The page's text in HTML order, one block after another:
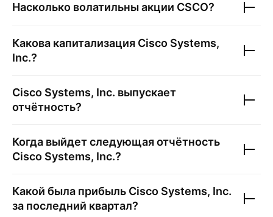
Насколько волатильны акции CSCO?
Какова капитализация Cisco Systems,
Inc.?
Cisco Systems, Inc. выпускает
отчётность?
Когда выйдет следующая отчётность
Cisco Systems, Inc.?
Какой была прибыль Cisco Systems, Inc.
за последний квартал?